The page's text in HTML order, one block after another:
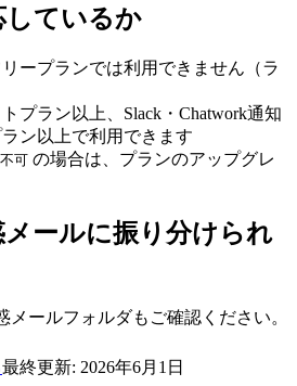
しているか
ープランでは利用できません（ラ
プラン以上、Slack・Chatwork通知
ン以上で利用できます
可 の場合は、プランのアップグレ
ールに振り分けられ
メールフォルダもご確認ください。
最終更新: 2026年6月1日